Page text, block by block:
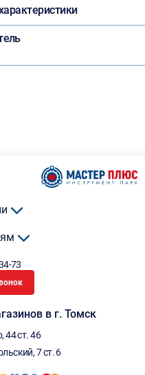
73
в г. Томск
44 ст. 46
7 ст. 6